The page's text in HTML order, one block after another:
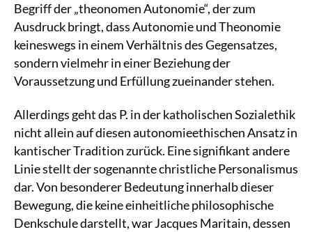
Begriff der „theonomen Autonomie“, der zum
Ausdruck bringt, dass Autonomie und Theonomie
keineswegs in einem Verhältnis des Gegensatzes,
sondern vielmehr in einer Beziehung der
Voraussetzung und Erfüllung zueinander stehen.
Allerdings geht das P. in der katholischen Sozialethik
nicht allein auf diesen autonomieethischen Ansatz in
kantischer Tradition zurück. Eine signifikant andere
Linie stellt der sogenannte christliche Personalismus
dar. Von besonderer Bedeutung innerhalb dieser
Bewegung, die keine einheitliche philosophische
Denkschule darstellt, war Jacques Maritain, dessen